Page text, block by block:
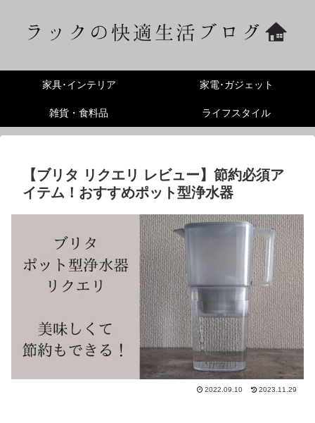
家具･インテリア 家電･ガジェット
雑貨・食料品 ライフスタイル
【ブリタ リクエリ レビュー】節約必須ア
イテム！おすすめポット型浄水器
2022.09.10 2023.11.29